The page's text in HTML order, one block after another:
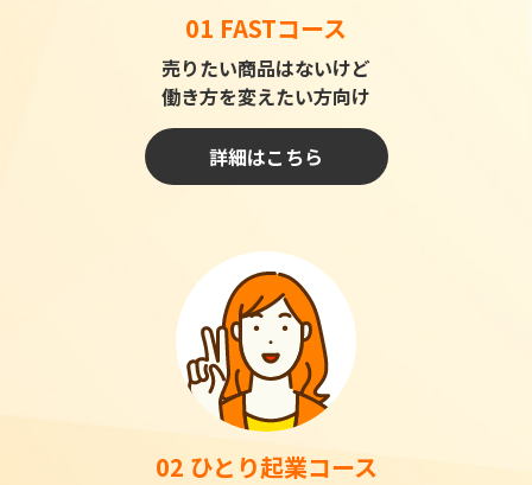
01 FASTコース
売りたい商品はないけど
働き方を変えたい方向け
詳細はこちら
02 ひとり起業コース